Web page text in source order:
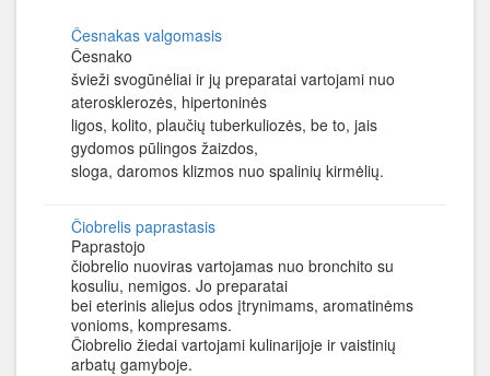
Česnakas valgomasis
Česnako
švieži svogūnėliai ir jų preparatai vartojami nuo
atero­sklerozės, hipertoninės
ligos, kolito, plaučių tuberkuliozės, be to, jais
gydomos pūlingos žaizdos,
sloga, daromos klizmos nuo spalinių kirmėlių.
Čiobrelis paprastasis
Paprastojo
čiobrelio nuoviras vartojamas nuo bronchito su
kosuliu, nemigos. Jo preparatai
bei eterinis aliejus odos įtrynimams, aromati­nėms
vonioms, kompresams.
Čiobrelio žiedai vartojami kulinarijoje ir vaistinių
arbatų gamyboje.